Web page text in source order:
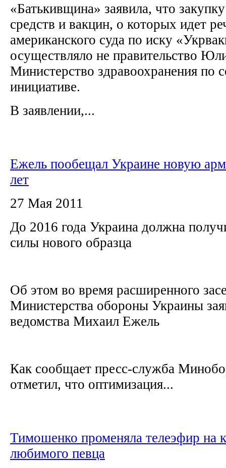
«Батькивщина» заявила, что
средств и вакцин, о которых идет
американского суда по иску
осуществляло не правительство
Министерство здравоохранения по
инициативе.
В заявлении,...
Ежель пообещал Украине новую
лет
27 Мая 2011
До 2016 года Украина должна
силы нового образца
Об этом во время расширенного
Министерства обороны Украины
ведомства Михаил Ежель
Как сообщает пресс-служба
отметил, что оптимизация...
Тимошенко променяла телеэфир на
любимого певца